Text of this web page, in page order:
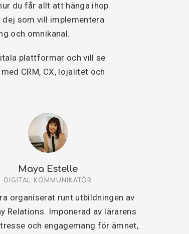
du får allt att hänga ihop
som vill implementera
och omnikanal.
plattformar och vill se
CRM, CX, lojalitet och
Maya Estelle
DIGITAL KOMMUNIKATÖR
organiserat runt utbildningen av
Relations. Imponerad av lärarens
och engagemang för ämnet,